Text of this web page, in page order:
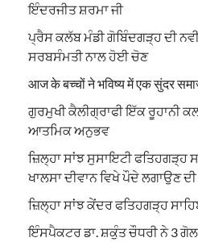
ਇੰਦਰਜੀਤ ਸ਼ਰਮਾ ਜੀ
ਪ੍ਰੈਸ ਕਲੱਬ ਮੰਡੀ ਗੋਬਿੰਦਗੜ੍ਹ ਦੀ
ਸਰਬਸੰਮਤੀ ਨਾਲ ਹੋਈ ਚੋਣ
आज के बच्चों ने भविष्य में एक सुंदर
ਗੁਰਮੁਖੀ ਕੈਲੀਗ੍ਰਾਫੀ ਇੱਕ ਰੂਹਾਨੀ
ਆਤਮਿਕ ਅਨੁਭਵ
ਜ਼ਿਲ੍ਹਾ ਸਾਂਝ ਸੁਸਾਇਟੀ ਫਤਿਹਗੜ੍ਹ
ਖਾਲਸਾ ਦੀਵਾਨ ਵਿਖੇ ਪੌਦੇ ਲਗਾਉਣ
ਜ਼ਿਲ੍ਹਾ ਸਾਂਝ ਕੇਂਦਰ ਫਤਿਹਗੜ੍ਹ
ਇੰਸਪੈਕਟਰ ਡਾ. ਸ਼ਕੁੰਤ ਚੌਧਰੀ ਨੇ 3